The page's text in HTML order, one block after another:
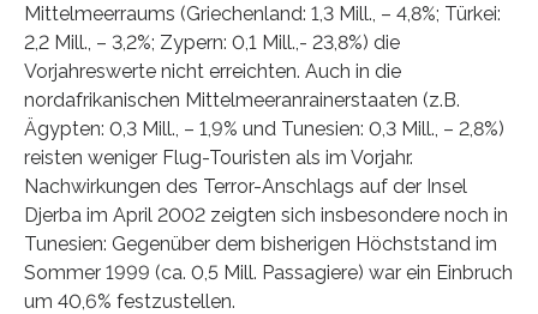
Mittelmeerraums (Griechenland: 1,3 Mill., – 4,8%; Türkei:
2,2 Mill., – 3,2%; Zypern: 0,1 Mill.,- 23,8%) die
Vorjahreswerte nicht erreichten. Auch in die
nordafrikanischen Mittelmeeranrainerstaaten (z.B.
Ägypten: 0,3 Mill., – 1,9% und Tunesien: 0,3 Mill., – 2,8%)
reisten weniger Flug-Touristen als im Vorjahr.
Nachwirkungen des Terror-Anschlags auf der Insel
Djerba im April 2002 zeigten sich insbesondere noch in
Tunesien: Gegenüber dem bisherigen Höchststand im
Sommer 1999 (ca. 0,5 Mill. Passagiere) war ein Einbruch
um 40,6% festzustellen.